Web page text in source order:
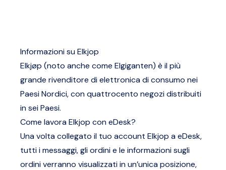
Informazioni su Elkjop
Elkjøp (noto anche come Elgiganten) è il più
grande rivenditore di elettronica di consumo nei
Paesi Nordici, con quattrocento negozi distribuiti
in sei Paesi.
Come lavora Elkjop con eDesk?
Una volta collegato il tuo account Elkjop a eDesk,
tutti i messaggi, gli ordini e le informazioni sugli
ordini verranno visualizzati in un’unica posizione,